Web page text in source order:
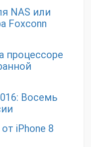
NAS или
Foxconn
процессоре
Восемь
iPhone 8